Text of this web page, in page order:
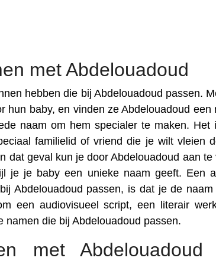
met Abdelouadoud
hebben die bij Abdelouadoud passen.
hun baby, en vinden ze Abdelouadoud een
naam om hem specialer te maken. Het
familielid of vriend die je wilt vleien
dat geval kun je door Abdelouadoud aan te
je je baby een unieke naam geeft. Een
Abdelouadoud passen, is dat je de naam
een audiovisueel script, een literair
die bij Abdelouadoud passen.
met Abdelouadoud